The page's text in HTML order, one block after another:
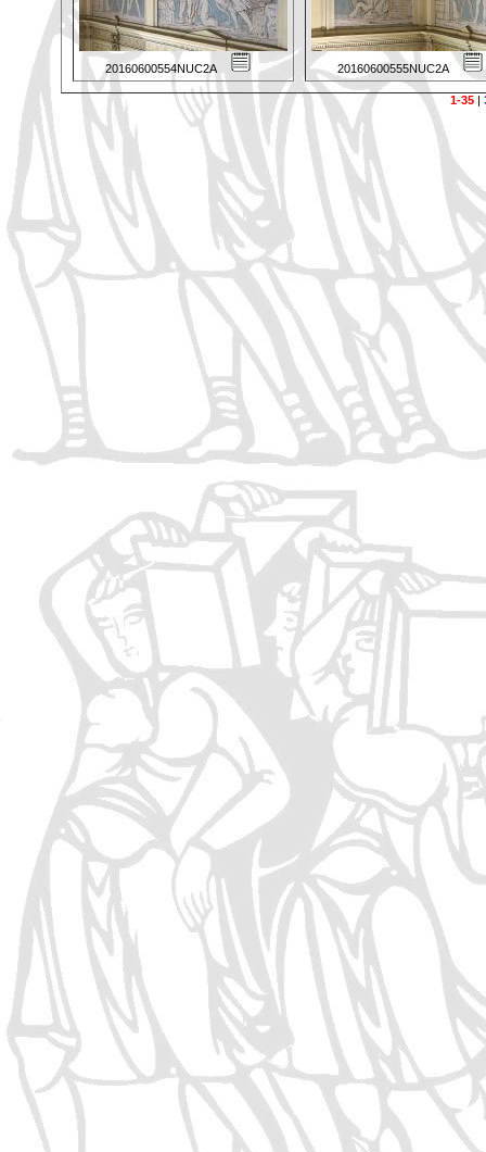
20160600554NUC2A 20160600555NUC2A
1-35|